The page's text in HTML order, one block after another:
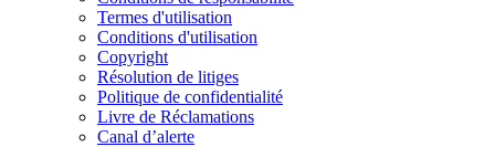
Termes d'utilisation
Conditions d'utilisation
Copyright
Résolution de litiges
Politique de confidentialité
Livre de Réclamations
Canal d’alerte